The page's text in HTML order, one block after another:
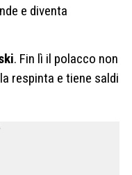
e diventa
. Fin lì il polacco non
respinta e tiene saldi